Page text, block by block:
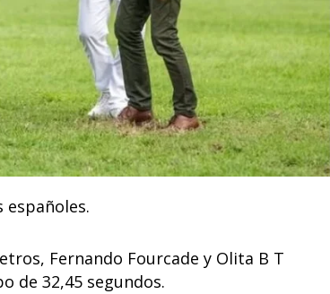
Fernando Fourcade y Olita B T
de 32,45 segundos.